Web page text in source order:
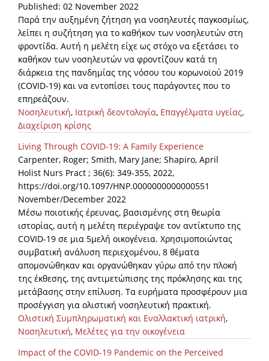
Published: 02 November 2022
Παρά την αυξημένη ζήτηση για νοσηλευτές παγκοσμίως,
λείπει η συζήτηση για το καθήκον των νοσηλευτών στη
φροντίδα. Αυτή η μελέτη είχε ως στόχο να εξετάσει το
καθήκον των νοσηλευτών να φροντίζουν κατά τη
διάρκεια της πανδημίας της νόσου του κορωνοϊού 2019
(COVID-19) και να εντοπίσει τους παράγοντες που το
επηρεάζουν.
Νοσηλευτική, Ιατρική δεοντολογία, Επαγγέλματα υγείας,
Διαχείριση κρίσης
Living Through COVID-19: A Family Experience
Carpenter, Roger; Smith, Mary Jane; Shapiro, April
Holist Nurs Pract ; 36(6): 349-355, 2022,
https://doi.org/10.1097/HNP.0000000000000551
November/December 2022
Μέσω ποιοτικής έρευνας, βασισμένης στη θεωρία
ιστορίας, αυτή η μελέτη περιέγραψε τον αντίκτυπο της
COVID-19 σε μια 5μελή οικογένεια. Χρησιμοποιώντας
συμβατική ανάλυση περιεχομένου, 8 θέματα
απομονώθηκαν και οργανώθηκαν γύρω από την πλοκή
της έκθεσης, της αντιμετώπισης της πρόκλησης και της
μετάβασης στην επίλυση. Τα ευρήματα προσφέρουν μια
προσέγγιση για ολιστική νοσηλευτική πρακτική.
Ολιστική Συμπληρωματική και Εναλλακτική ιατρική,
Νοσηλευτική, Μελέτες για την οικογένεια
Impact of the COVID-19 Pandemic on the Perceived